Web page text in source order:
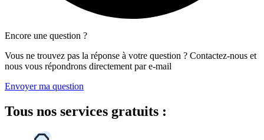
Encore une question ?
Vous ne trouvez pas la réponse à votre question ? Contactez-nous et
nous vous répondrons directement par e-mail
Envoyer ma question
Tous nos services gratuits :